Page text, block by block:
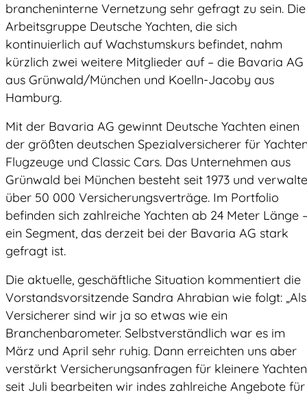
brancheninterne Vernetzung sehr gefragt zu sein. Die
Arbeitsgruppe Deutsche Yachten, die sich
kontinuierlich auf Wachstumskurs befindet, nahm
kürzlich zwei weitere Mitglieder auf – die Bavaria AG
aus Grünwald/München und Koelln-Jacoby aus
Hamburg.
Mit der Bavaria AG gewinnt Deutsche Yachten einen
der größten deutschen Spezialversicherer für
Flugzeuge und Classic Cars. Das Unternehmen aus
Grünwald bei München besteht seit 1973 und
über 50 000 Versicherungsverträge. Im Portfolio
befinden sich zahlreiche Yachten ab 24 Meter Länge
ein Segment, das derzeit bei der Bavaria AG stark
gefragt ist.
Die aktuelle, geschäftliche Situation kommentiert die
Vorstandsvorsitzende Sandra Ahrabian wie folgt: „Als
Versicherer sind wir ja so etwas wie ein
Branchenbarometer. Selbstverständlich war es im
März und April sehr ruhig. Dann erreichten uns aber
verstärkt Versicherungsanfragen für kleinere
seit Juli bearbeiten wir indes zahlreiche Angebote für